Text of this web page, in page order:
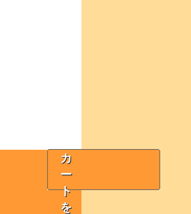
カ
ー
ト
を